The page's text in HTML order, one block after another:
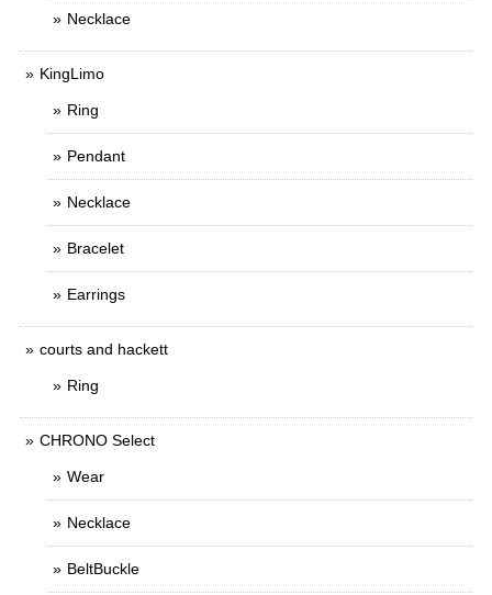
Necklace
KingLimo
Ring
Pendant
Necklace
Bracelet
Earrings
courts and hackett
Ring
CHRONO Select
Wear
Necklace
BeltBuckle